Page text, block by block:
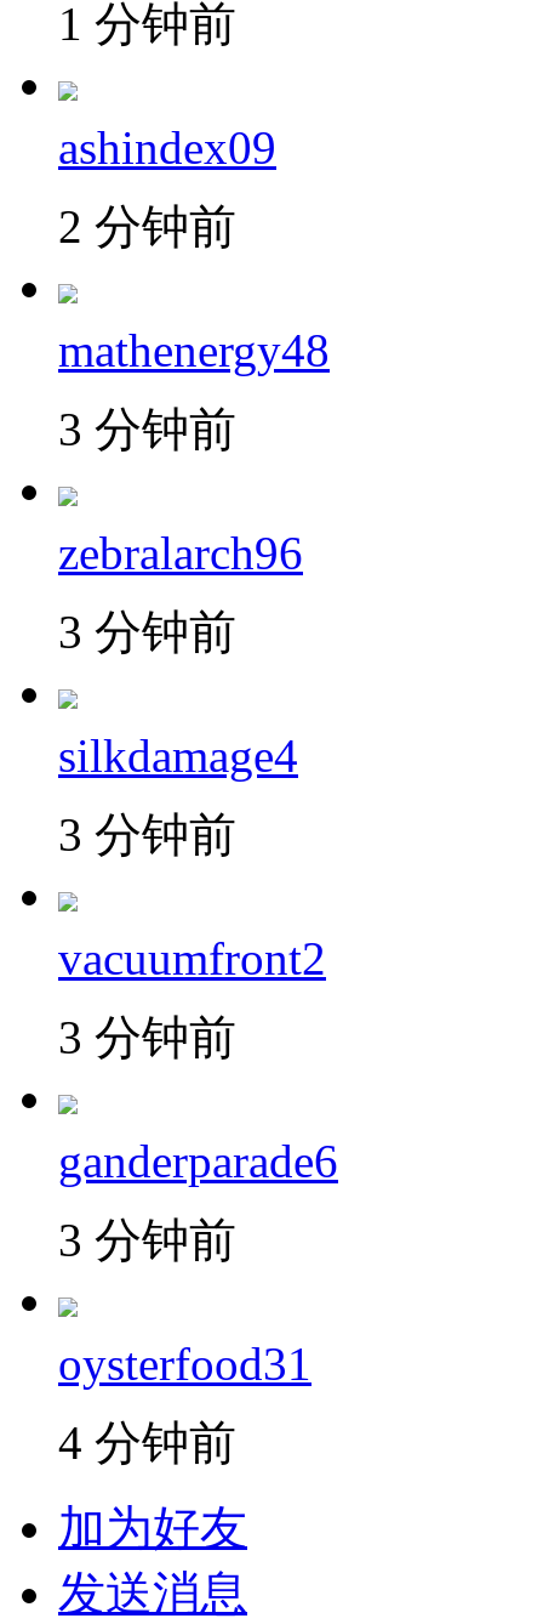
1 分钟前
ashindex09
2 分钟前
mathenergy48
3 分钟前
zebralarch96
3 分钟前
silkdamage4
3 分钟前
vacuumfront2
3 分钟前
ganderparade6
3 分钟前
oysterfood31
4 分钟前
加为好友
发送消息